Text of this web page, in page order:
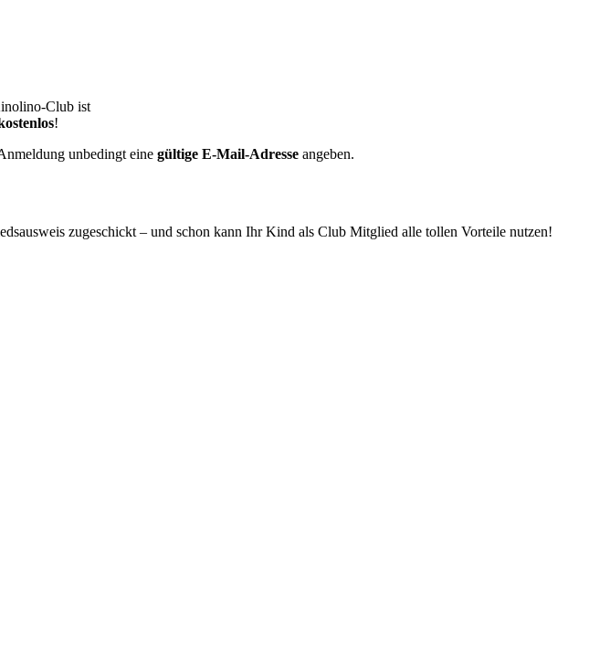
Club ist
!
unbedingt eine gültige E-Mail-Adresse angeben.
zugeschickt – und schon kann Ihr Kind als Club Mitglied alle tollen Vorteile nutzen!